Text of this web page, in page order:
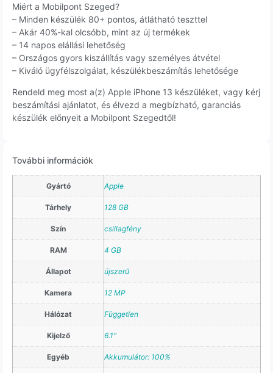
Miért a Mobilpont Szeged?
– Minden készülék 80+ pontos, átlátható teszttel
– Akár 40%-kal olcsóbb, mint az új termékek
– 14 napos elállási lehetőség
– Országos gyors kiszállítás vagy személyes átvétel
– Kiváló ügyfélszolgálat, készülékbeszámítás lehetősége
Rendeld meg most a(z) Apple iPhone 13 készüléket, vagy kérj
beszámítási ajánlatot, és élvezd a megbízható, garanciás
készülék előnyeit a Mobilpont Szegedtől!
További információk
Gyártó Apple
Tárhely 128 GB
Szín csillagfény
RAM 4 GB
Állapot újszerű
Kamera 12 MP
Hálózat Független
Kijelző 6.1"
Egyéb Akkumulátor: 100%